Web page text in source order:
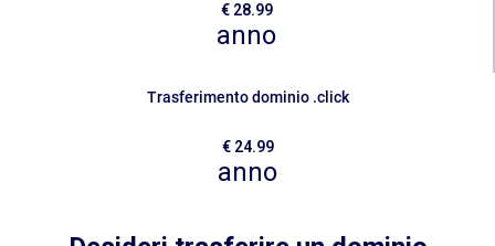
€ 28.99
anno
Trasferimento dominio .click
€ 24.99
anno